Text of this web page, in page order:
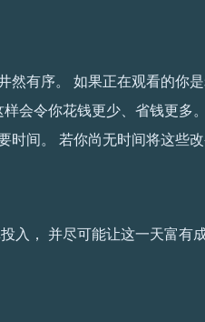
有序。 如果正在观看的你
会令你花钱更少、省钱更多
间。 若你尚无时间将这些改
入， 并尽可能让这一天富有